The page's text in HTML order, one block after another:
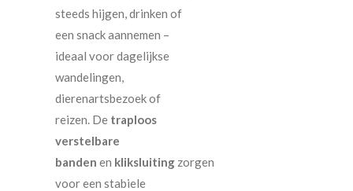
steeds hijgen, drinken of
een snack aannemen –
ideaal voor dagelijkse
wandelingen,
dierenartsbezoek of
reizen. De traploos
verstelbare
banden en kliksluiting zorgen
voor een stabiele